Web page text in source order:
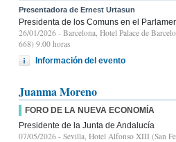
Presentadora de Ernest Urtasun
Presidenta de los Comuns en el
26/01/2026 - Barcelona, Hotel Palace de
668) 9.00 horas
Información del evento
Juanma Moreno
FORO DE LA NUEVA ECONOMÍA
Presidente de la Junta de Andalucía
07/05/2026 - Sevilla, Hotel Alfonso XIII (San